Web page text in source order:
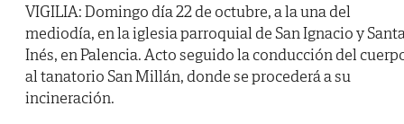
VIGILIA: Domingo día 22 de octubre, a la una del
mediodía, en la iglesia parroquial de San Ignacio y
Inés, en Palencia. Acto seguido la conducción del
al tanatorio San Millán, donde se procederá a su
incineración.